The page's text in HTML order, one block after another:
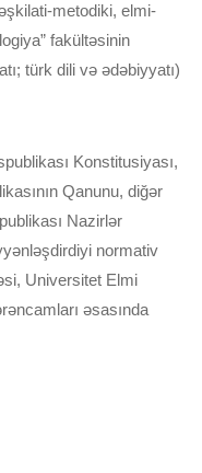
metodiki, elmi-
fakültəsinin
türk dili və ədəbiyyatı)
Konstitusiyası,
Qanunu, diğər
Nazirlər
normativ
Universitet Elmi
əsasında